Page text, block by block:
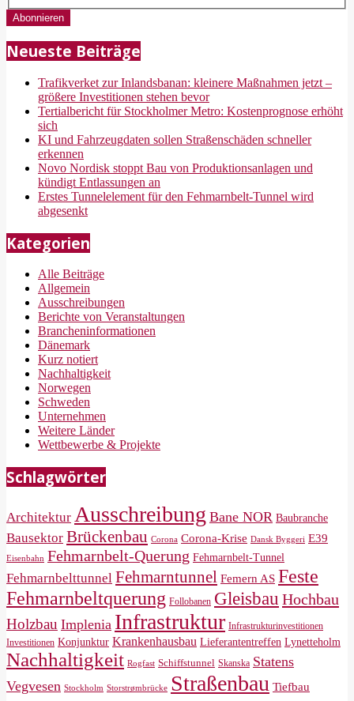
Neueste Beiträge
Trafikverket zur Inlandsbanan: kleinere Maßnahmen jetzt –
größere Investitionen stehen bevor
Tertialbericht für Stockholmer Metro: Kostenprognose erhöht
sich
KI und Fahrzeugdaten sollen Straßenschäden schneller
erkennen
Novo Nordisk stoppt Bau von Produktionsanlagen und
kündigt Entlassungen an
Erstes Tunnelelement für den Fehmarnbelt-Tunnel wird
abgesenkt
Kategorien
Alle Beiträge
Allgemein
Ausschreibungen
Berichte von Veranstaltungen
Brancheninformationen
Dänemark
Kurz notiert
Nachhaltigkeit
Norwegen
Schweden
Unternehmen
Weitere Länder
Wettbewerbe & Projekte
Schlagwörter
Architektur Ausschreibung Bane NOR Baubranche
Bausektor Brückenbau Corona Corona-Krise Dansk Byggeri E39
Eisenbahn Fehmarnbelt-Querung Fehmarnbelt-Tunnel
Fehmarnbelttunnel Fehmarntunnel Femern AS Feste
Fehmarnbeltquerung Follobanen Gleisbau Hochbau
Holzbau Implenia Infrastruktur Infrastrukturinvestitionen
Investitionen Konjunktur Krankenhausbau Lieferantentreffen Lynetteholm
Nachhaltigkeit Rogfast Schiffstunnel Skanska Statens
Vegvesen Stockholm Storstrømbrücke Straßenbau Tiefbau